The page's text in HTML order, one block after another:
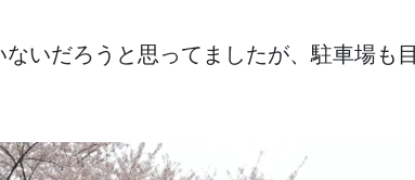
いだろうと思ってましたが、駐車場も目